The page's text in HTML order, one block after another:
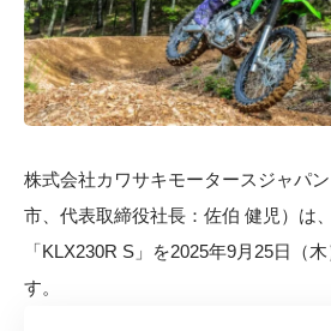
株式会社カワサキモータースジャパ
市、代表取締役社長：佐伯 健児）は
「KLX230R S」を2025年9月25日（
す。